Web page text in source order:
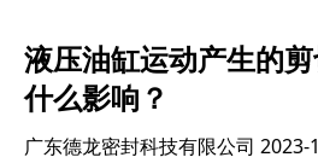
液压油缸运动产生的
什么影响？
广东德龙密封科技有限公司 2023-